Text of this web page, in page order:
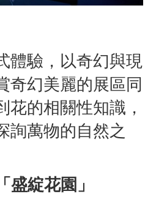
體驗，以奇幻與現
奇幻美麗的展區同
花的相關性知識，
詢萬物的自然之
盛綻花園」